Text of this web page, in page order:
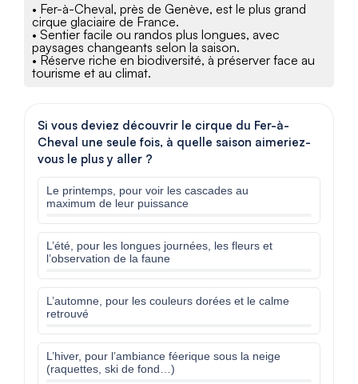
• Fer-à-Cheval, près de Genève, est le plus grand
cirque glaciaire de France.
• Sentier facile ou randos plus longues, avec
paysages changeants selon la saison.
• Réserve riche en biodiversité, à préserver face au
tourisme et au climat.
Si vous deviez découvrir le cirque du Fer-à-
Cheval une seule fois, à quelle saison aimeriez-
vous le plus y aller ?
Le printemps, pour voir les cascades au
maximum de leur puissance
L’été, pour les longues journées, les fleurs et
l’observation de la faune
L’automne, pour les couleurs dorées et le calme
retrouvé
L’hiver, pour l’ambiance féerique sous la neige
(raquettes, ski de fond…)